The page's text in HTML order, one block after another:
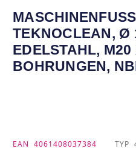
MASCHINENFUSS
KNOCLEAN, Ø
ELSTAHL, M20 X
HRUNGEN,
EAN 4061408037384 TYP